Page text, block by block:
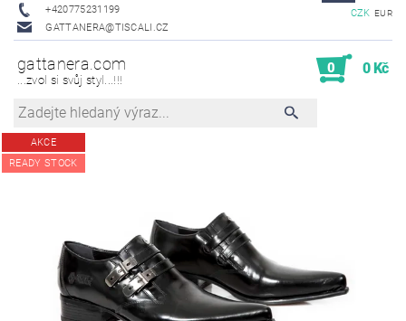
+420775231199
GATTANERA@TISCALI.CZ
CZK EUR
gattanera.com
...zvol si svůj styl...!!!
0 0 Kč
AKCE
READY STOCK